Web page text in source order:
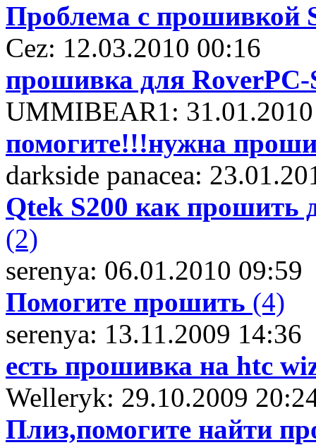
Проблема с прошивкой
Cez: 12.03.2010 00:16
прошивка для RoverPC-
UMMIBEAR1:
помогите!!!нужна
darkside panacea:
Qtek S200 как прошить
(2)
serenya: 06.01.2010 09:59
Помогите прошить (4)
serenya: 13.11.2009 14:36
есть прошивка на htc
Welleryk: 29.10.2009
Плиз,помогите найти